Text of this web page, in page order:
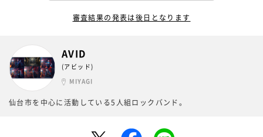
審査結果の発表は後日となります
AVID
(アビッド)
MIYAGI
仙台市を中心に活動している5人組ロックバンド。